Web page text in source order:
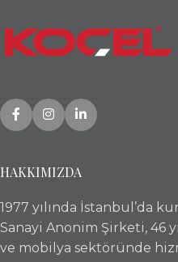
HAKKIMIZDA
1977 yılında İstanbul’da
Sanayi Anonim Şirketi, 46
ve mobilya sektöründe